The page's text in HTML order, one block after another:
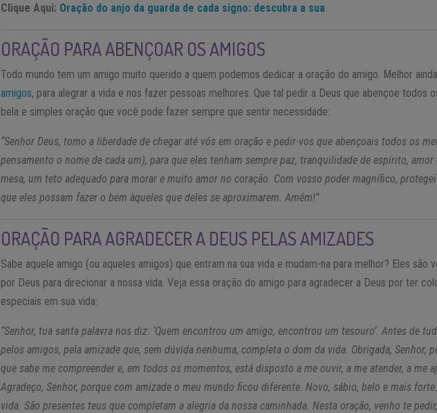
Clique Aqui: Oração do anjo da guarda de cada signo: descubra a sua
ORAÇÃO PARA ABENÇOAR OS AMIGOS
Todo mundo tem um amigo muito querido a quem podemos dedicar a oração do amigo. Melhor
amigos, para alegrar a vida e nos fazer pessoas melhores. Que tal pedir a Deus que abençoe todos
bela e simples oração que você pode fazer sempre que sentir necessidade:
“Senhor Deus, tomo a liberdade de chegar até vós em oração e pedir-vos que abençoais todos os
pensamento o nome de cada um), para que eles tenham sempre paz, tranquilidade de espírito,
mesa, um teto adequado para morar e muito amor no coração. Com vosso poder magnífico,
que eles possam fazer o bem àqueles que deles se aproximarem. Amém!”
ORAÇÃO PARA AGRADECER A DEUS PELAS AMIZADES
Sabe aquele amigo (ou aqueles amigos) que entram na sua vida e mudam-na para melhor? Eles são
por Deus para direcionar a nossa vida. Veja essa oração do amigo para agradecer a Deus por ter
especiais em sua vida:
“Senhor, tua santa palavra nos diz: ‘Quem encontrou um amigo, encontrou um tesouro’. Antes de
pelos amigos, pela amizade que, sem dúvida nenhuma, completa o dom da vida. Obrigada, Senhor,
que sabe me compreender e, em todos os momentos, está disposto a me ouvir, a me atender, a me
Agradeço, Senhor, porque com amizade o meu mundo ficou diferente. Novo, sábio, belo e mais
vida. São presentes teus que completam a alegria da nossa caminhada. Nesta oração, venho te